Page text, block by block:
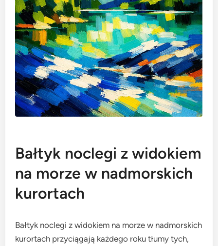
Bałtyk noclegi z widokiem
na morze w nadmorskich
kurortach
Bałtyk noclegi z widokiem na morze w nadmorskich
kurortach przyciągają każdego roku tłumy tych,